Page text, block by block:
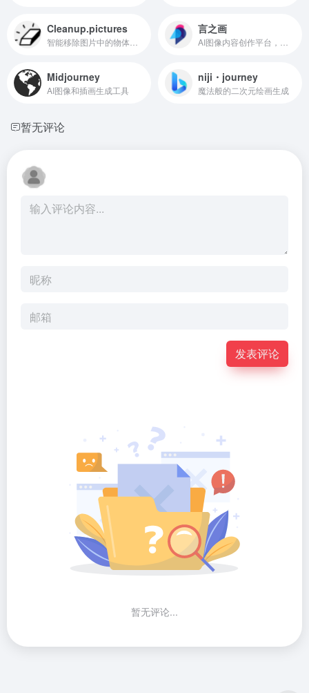
Cleanup.pictures 言之画
Midjourney
AI图像和插画生成工具
niji・journey
魔法般的二次元绘画生成
暂无评论
发表评论
暂无评论...